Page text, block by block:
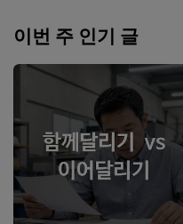
이번 주 인기 글